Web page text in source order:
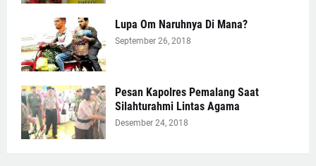
Lupa Om Naruhnya Di Mana?
September 26, 2018
Pesan Kapolres Pemalang Saat
Silahturahmi Lintas Agama
Desember 24, 2018